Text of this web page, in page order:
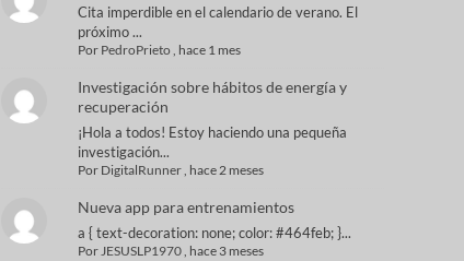
Cita imperdible en el calendario de verano. El
próximo ...
Por PedroPrieto , hace 1 mes
Investigación sobre hábitos de energía y
recuperación
¡Hola a todos! Estoy haciendo una pequeña
investigación...
Por DigitalRunner, hace 2 meses
Nueva app para entrenamientos
a { text-decoration: none; color: #464feb; }...
PorJESUSLP1970, hace 3 meses